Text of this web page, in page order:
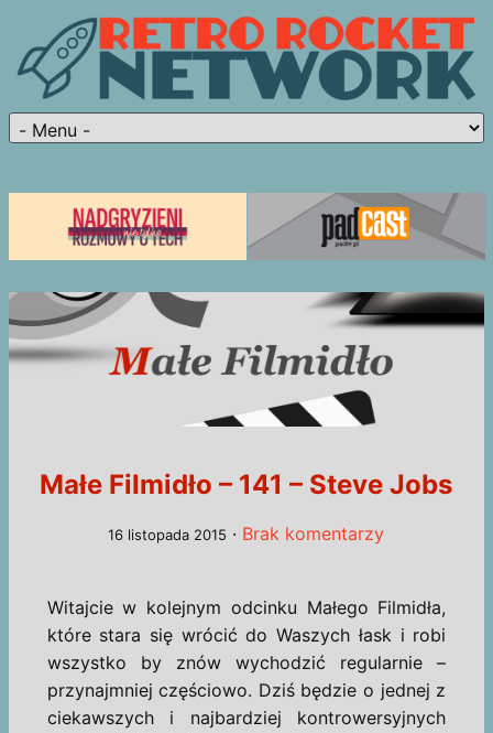
Małe Filmidło – 141 – Steve Jobs
16 listopada 2015 · Brak komentarzy
Witajcie w kolejnym odcinku Małego Filmidła,
które stara się wrócić do Waszych łask i robi
wszystko by znów wychodzić regularnie –
przynajmniej częściowo. Dziś będzie o jednej z
ciekawszych i najbardziej kontrowersyjnych